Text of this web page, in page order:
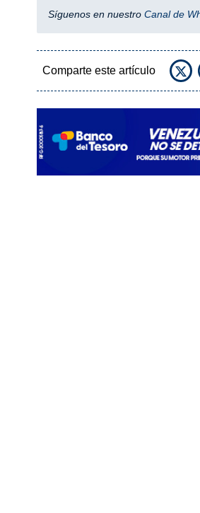
Síguenos en nuestro Canal de
Comparte este artículo